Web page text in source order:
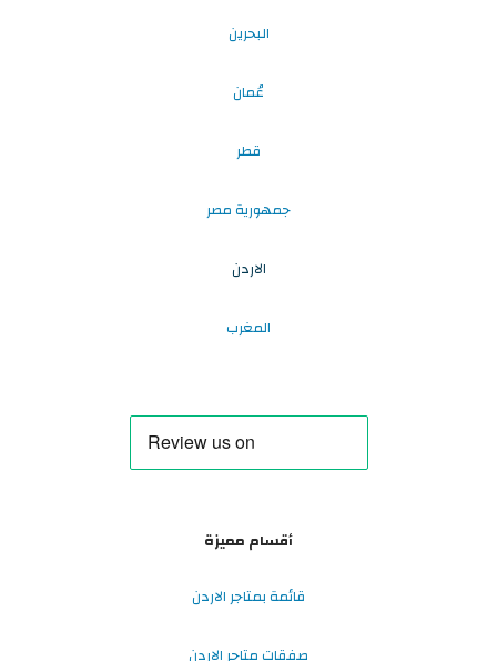
البحرين
عُمان
قطر
جمهورية مصر
الاردن
المغرب
أقسام مميزة
قائمة بمتاجر الاردن
صفقات متاجر الاردن